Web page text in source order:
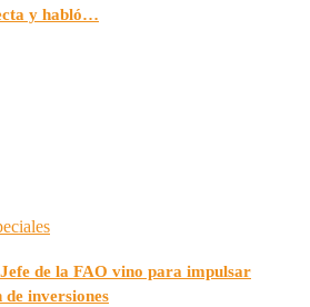
y habló…
de la FAO vino para impulsar
inversiones